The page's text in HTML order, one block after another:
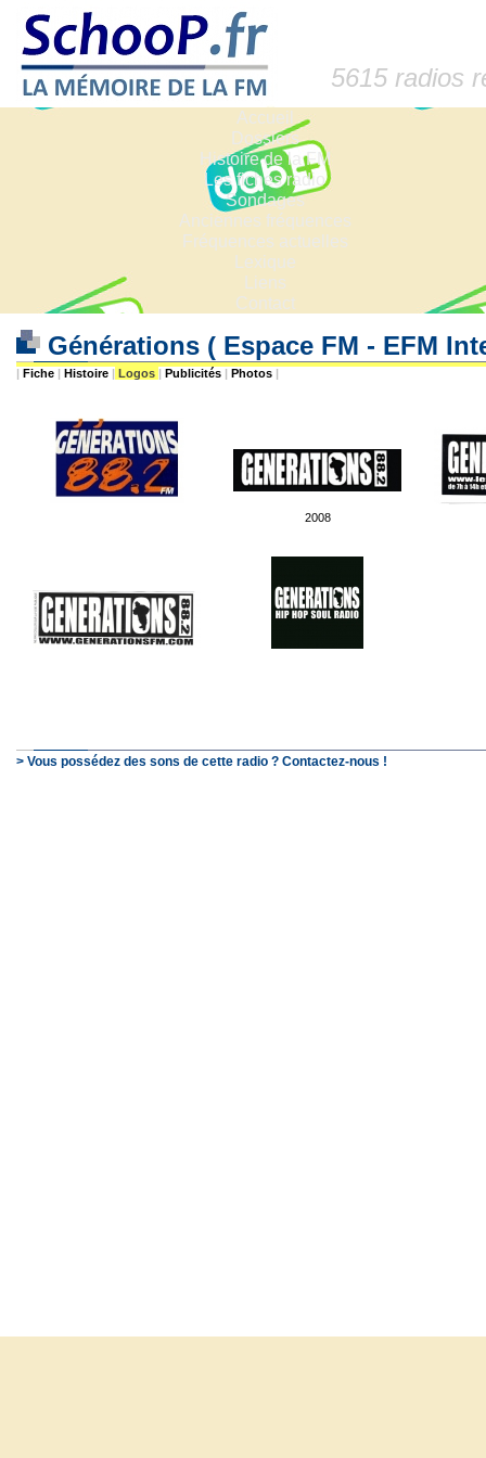
5615 radios
Accueil
Dossiers
Histoire de la FM
Les fiches radio
Sondages
Anciennes fréquences
Fréquences actuelles
Lexique
Liens
Contact
Générations ( Espace FM - EFM
| Fiche | Histoire | Logos | Publicités | Photos |
2008
> Vous possédez des sons de cette radio ? Contactez-nous !